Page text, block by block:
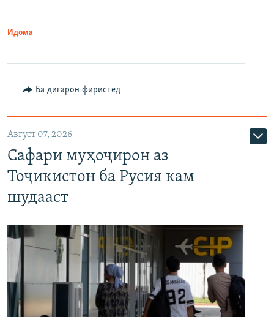
Идома
Ба дигарон фиристед
Август 07, 2026
Сафари муҳоҷирон аз
Тоҷикистон ба Русия кам
шудааст